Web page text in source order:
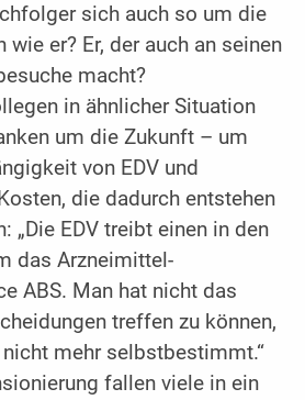
sich auch so um die
er? Er, der auch an seinen
macht?
in ähnlicher Situation
um die Zukunft – um
von EDV und
die dadurch entstehen
„Die EDV treibt einen in den
das Arzneimittel-
ABS. Man hat nicht das
treffen zu können,
mehr selbstbestimmt.“
fallen viele in ein